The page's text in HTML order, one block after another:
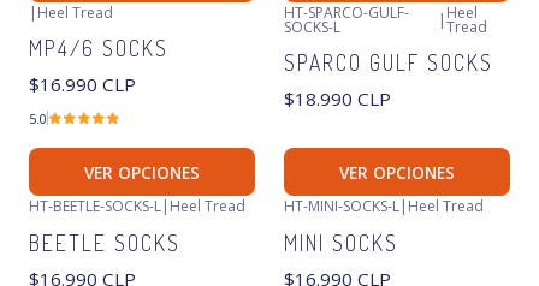
| Heel Tread
MP4/6 SOCKS
$16.990 CLP
5.0
VER OPCIONES
HT-SPARCO-GULF-
SOCKS-L | Heel
Tread
SPARCO GULF SOCKS
$18.990 CLP
VER OPCIONES
HT-BEETLE-SOCKS-L Heel Tread
BEETLE SOCKS
$16.990 CLP
HT-MINI-SOCKS-L Heel Tread
MINI SOCKS
$16.990 CLP